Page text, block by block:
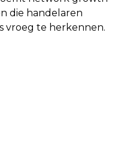
die handelaren
vroeg te herkennen.